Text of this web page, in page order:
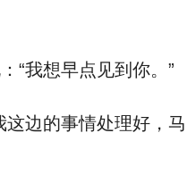
“我想早点见到你。”
这边的事情处理好，马